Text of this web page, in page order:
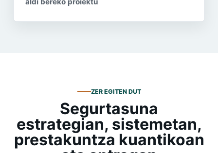
ZER EGITEN DUT
Segurtasuna
estrategian, sistemetan,
prestakuntza kuantikoan